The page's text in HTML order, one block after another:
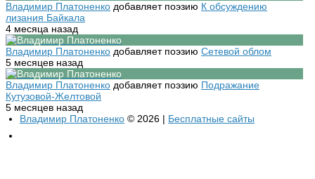
Владимир Платоненко добавляет поэзию К обсуждению
лизания Байкала
4 месяца назад
Владимир Платоненко добавляет поэзию Сетевой облом
5 месяцев назад
Владимир Платоненко добавляет поэзию Подражание
Кутузовой-Желтовой
5 месяцев назад
Владимир Платоненко © 2026 | Бесплатные сайты